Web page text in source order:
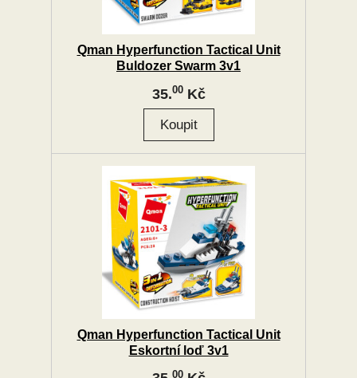
Qman Hyperfunction Tactical Unit
Buldozer Swarm 3v1
35.00Kč
Qman Hyperfunction Tactical Unit
Eskortní loď 3v1
00